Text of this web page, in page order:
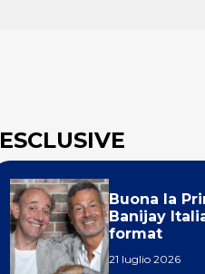
ESCLUSIVE
Buona la
Banijay
format
21 luglio 2026